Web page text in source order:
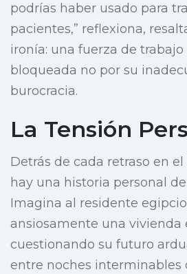
podrías haber usado para
pacientes,” reflexiona,
ironía: una fuerza de trabajo
bloqueada no por su
burocracia.
La Tensión
Detrás de cada retraso en
hay una historia personal
Imagina al residente
ansiosamente una vivienda
cuestionando su futuro
entre noches interminables